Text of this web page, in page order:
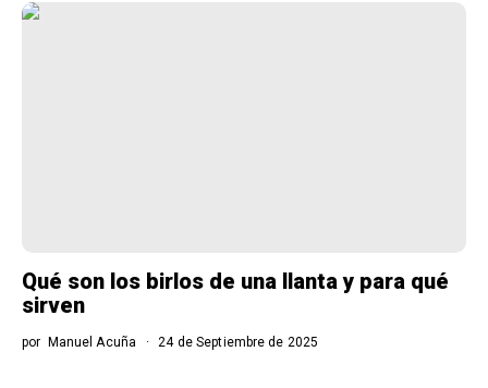
Qué son los birlos de una llanta y para qué
sirven
por Manuel Acuña 24 de Septiembre de 2025